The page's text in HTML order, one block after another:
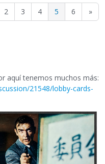
2 3 4 5 6 »
aquí tenemos muchos más:
21548/lobby-cards-